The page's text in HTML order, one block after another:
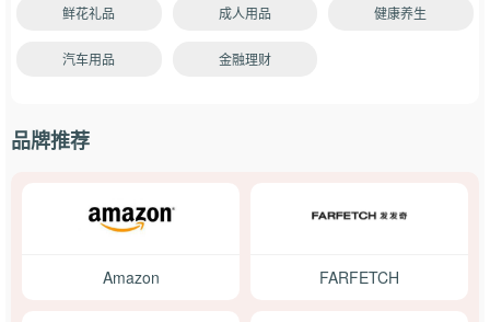
鲜花礼品 成人用品 健康养生
汽车用品 金融理财
品牌推荐
Amazon FARFETCH